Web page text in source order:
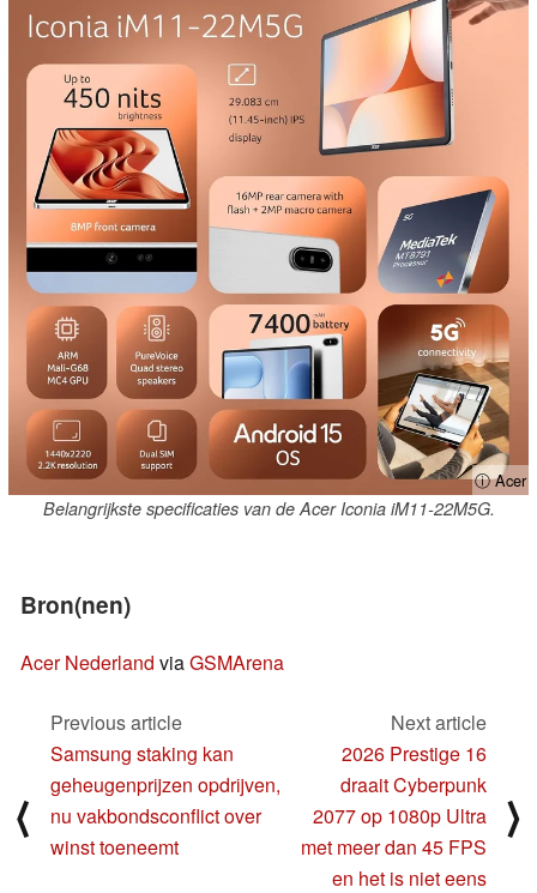
ⓘ Acer
Belangrijkste specificaties van de Acer Iconia iM11-22M5G.
Bron(nen)
Acer Nederland viaGSMArena
⟨
Previous article
Samsung staking kan
geheugenprijzen opdrijven,
nu vakbondsconflict over
winst toeneemt
Next article
2026 Prestige 16
draait Cyberpunk
2077 op 1080p Ultra
met meer dan 45 FPS
en het is niet eens
⟩